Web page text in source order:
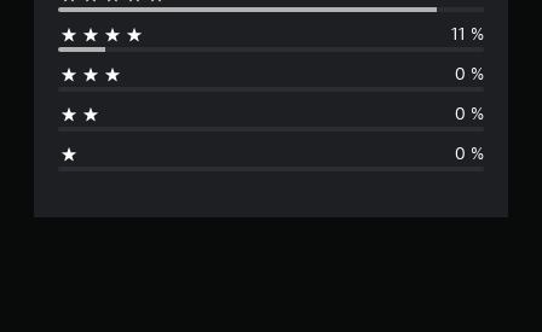
e
n
n
d
11 %
0 %
0 %
0 %